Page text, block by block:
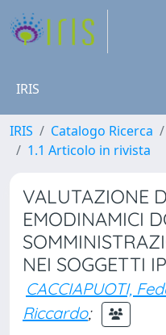
IRIS
IRIS Catalogo Ricerca
1.1 Articolo in rivista
VALUTAZIONE
EMODINAMICI
NEI SOGGETTI
CACCIAPUOTI,
Riccardo;